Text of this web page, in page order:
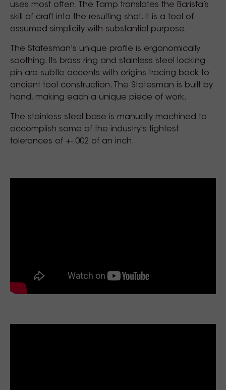
uses most often. The Tamp translates the Barista’s
skill of craft into the resulting shot. It is a tool of
assumed simplicity with substantial purpose.
The Statesman's unique profile is ergonomically
soothing. Its brass ring and stainless steel locking
pin are subtle accents with origins tracing back to
ancient tool construction. The Statesman is built by
hand, making each a unique piece of work.
The stainless steel base is manually machined to
accomplish some of the industry's tightest
tolerances of +-.002 of an inch.